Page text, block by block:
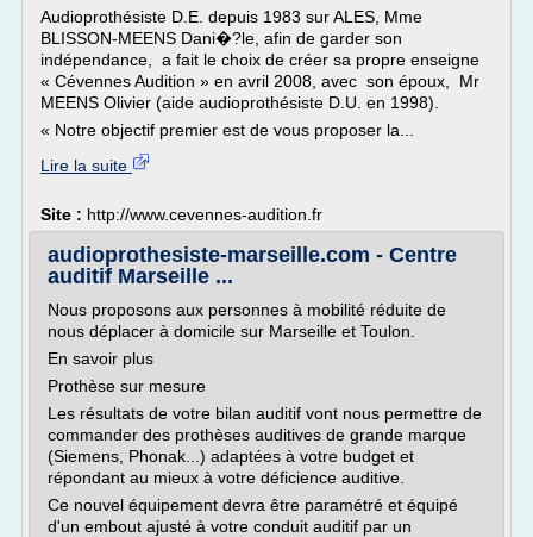
Audioprothésiste D.E. depuis 1983 sur ALES, Mme
BLISSON-MEENS Dani�?le, afin de garder son
indépendance, a fait le choix de créer sa propre enseigne
« Cévennes Audition » en avril 2008, avec son époux, Mr
MEENS Olivier (aide audioprothésiste D.U. en 1998).
« Notre objectif premier est de vous proposer la...
Lire la suite
Site : http://www.cevennes-audition.fr
audioprothesiste-marseille.com - Centre
auditif Marseille ...
Nous proposons aux personnes à mobilité réduite de
nous déplacer à domicile sur Marseille et Toulon.
En savoir plus
Prothèse sur mesure
Les résultats de votre bilan auditif vont nous permettre de
commander des prothèses auditives de grande marque
(Siemens, Phonak...) adaptées à votre budget et
répondant au mieux à votre déficience auditive.
Ce nouvel équipement devra être paramétré et équipé
d'un embout ajusté à votre conduit auditif par un